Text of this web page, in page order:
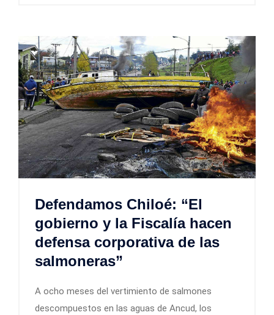
Defendamos Chiloé: “El
gobierno y la Fiscalía hacen
defensa corporativa de las
salmoneras”
A ocho meses del vertimiento de salmones
descompuestos en las aguas de Ancud, los